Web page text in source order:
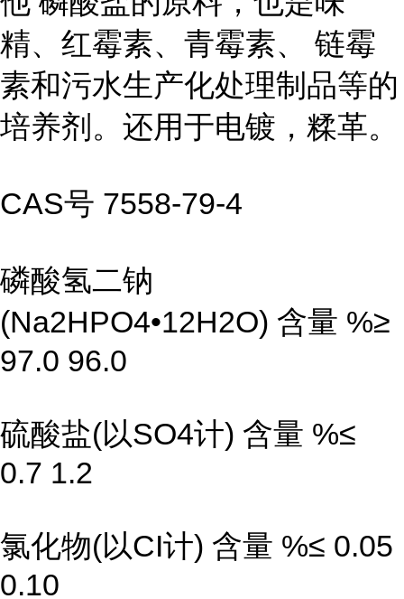
精、红霉素、青霉素、 链霉
素和污水生产化处理制品等的
培养剂。还用于电镀，糅革。
CAS号 7558-79-4
磷酸氢二钠
(Na2HPO4•12H2O) 含量 %≥
97.0 96.0
硫酸盐(以SO4计) 含量 %≤
0.7 1.2
氯化物(以CI计) 含量 %≤ 0.05
0.10